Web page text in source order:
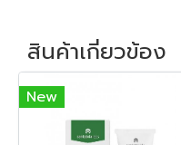
สินค้าเกี่ยวข้อง
New